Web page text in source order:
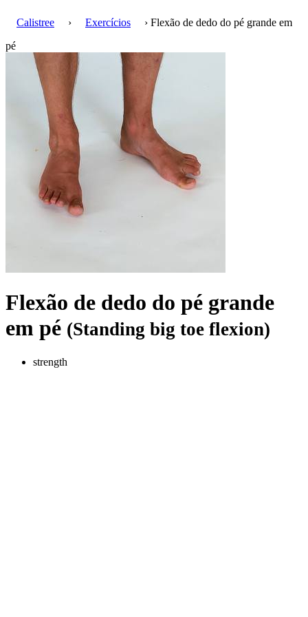
Calistree › Exercícios
› Flexão de dedo do pé grande em
pé
Flexão de dedo do pé grande
em pé (Standing big toe flexion)
strength